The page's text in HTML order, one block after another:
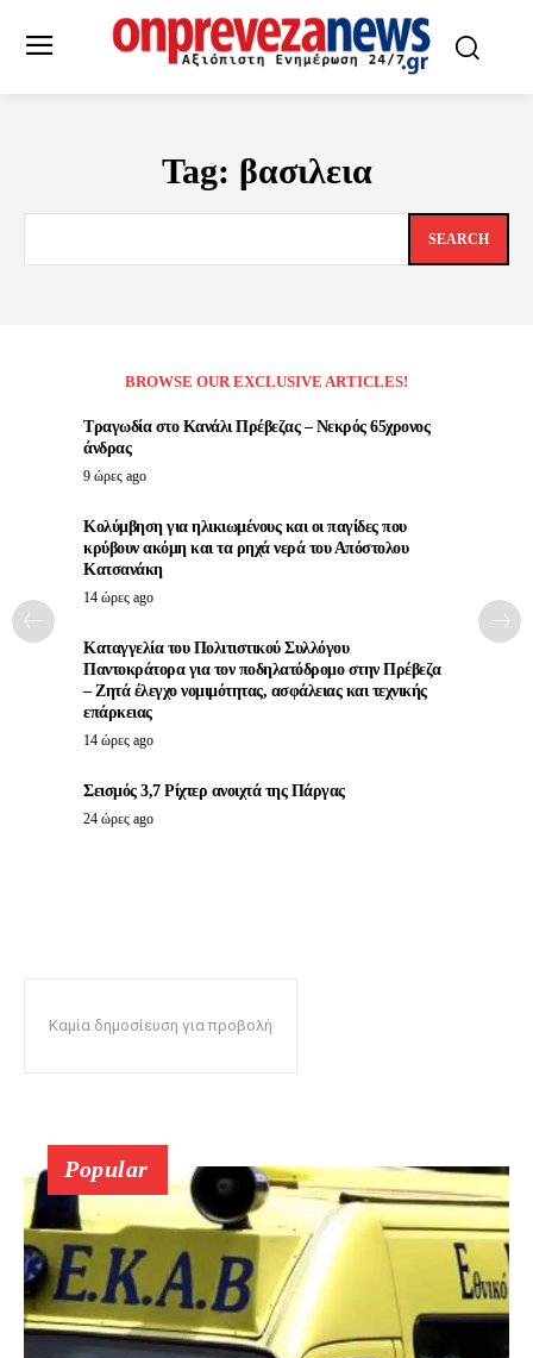
Tag: βασιλεια
SEARCH
BROWSE OUR EXCLUSIVE ARTICLES!
Τραγωδία στο Κανάλι Πρέβεζας – Νεκρός 65χρονος
άνδρας
9 ώρες ago
Κολύμβηση για ηλικιωμένους και οι παγίδες που
κρύβουν ακόμη και τα ρηχά νερά του Απόστολου
Κατσανάκη
14 ώρες ago
Καταγγελία του Πολιτιστικού Συλλόγου
Παντοκράτορα για τον ποδηλατόδρομο στην Πρέβεζα
– Ζητά έλεγχο νομιμότητας, ασφάλειας και τεχνικής
επάρκειας
14 ώρες ago
Σεισμός 3,7 Ρίχτερ ανοιχτά της Πάργας
24 ώρες ago
Καμία δημοσίευση για προβολή
Popular